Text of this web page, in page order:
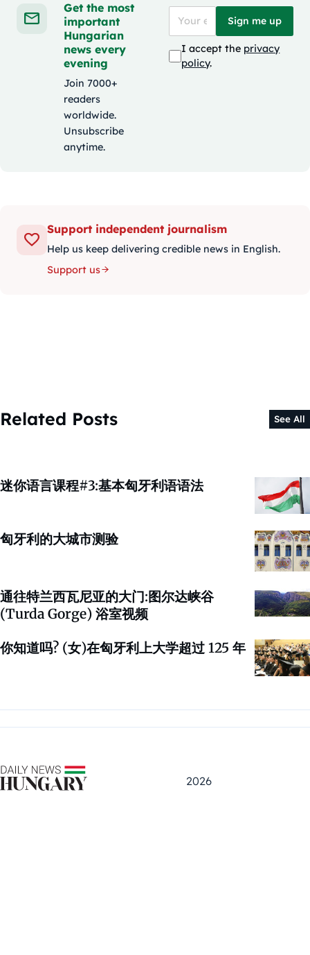
Get the most
important
Hungarian
news every
evening
Join 7000+
readers
worldwide.
Unsubscribe
anytime.
Sign me up
I accept the privacy
policy.
Support independent journalism
Help us keep delivering credible news in English.
Support us
Related Posts See All
迷你语言课程#3:基本匈牙利语语法
匈牙利的大城市测验
通往特兰西瓦尼亚的大门:图尔达峡谷
(Turda Gorge) 浴室视频
你知道吗? (女)在匈牙利上大学超过 125 年
2026